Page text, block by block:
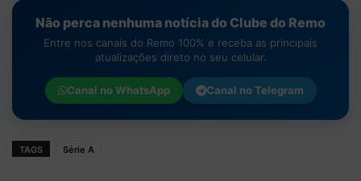
Não perca nenhuma notícia do Clube do Remo
Entre nos canais do Remo 100% e receba as principais
atualizações direto no seu celular.
Canal noWhatsApp Canal noTelegram
TAGS Série A